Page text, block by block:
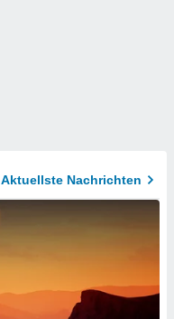
Aktuellste Nachrichten